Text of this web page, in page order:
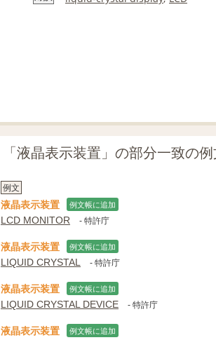
「液晶表示装置」の部分一致の
例文
液晶表示装置 例文帳に追加
LCD MONITOR - 特許庁
液晶表示装置 例文帳に追加
LIQUID CRYSTAL - 特許庁
液晶表示装置 例文帳に追加
LIQUID CRYSTAL DEVICE - 特許庁
液晶表示装置 例文帳に追加